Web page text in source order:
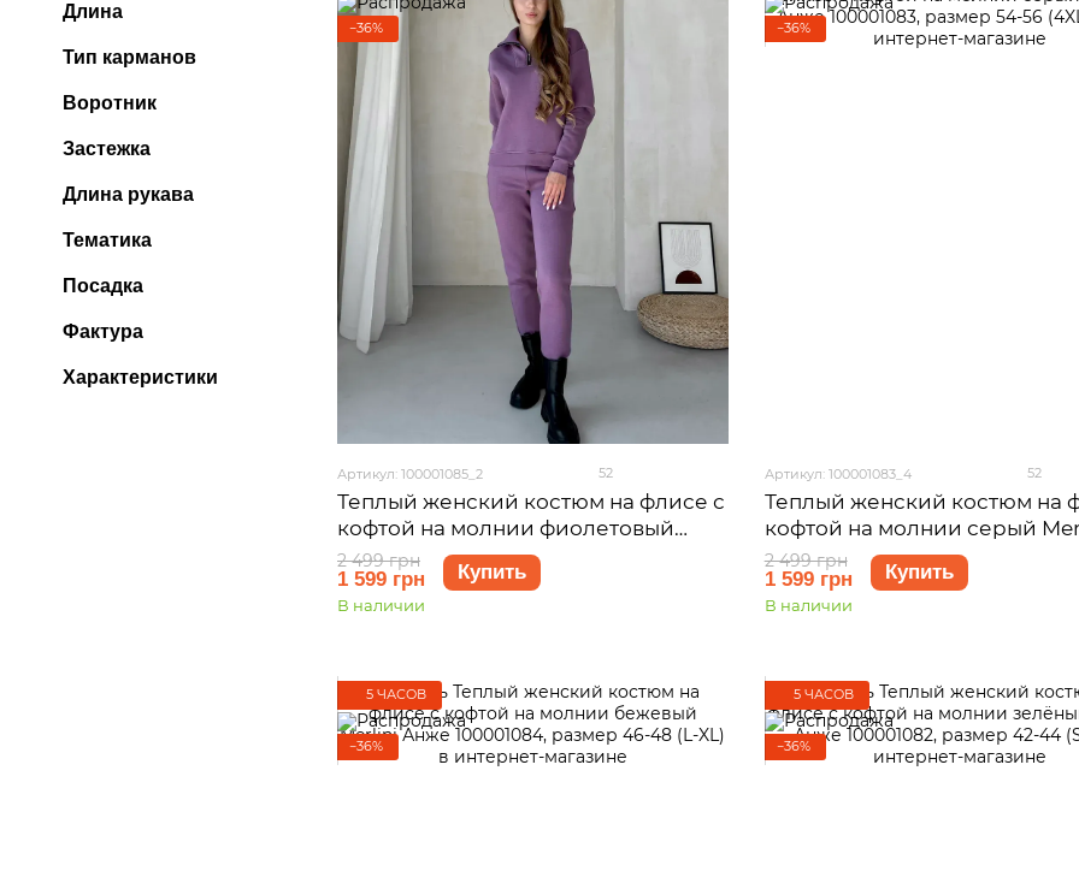
−36%
Артикул: 100001085_2 52
Теплый женский костюм на флисе с
кофтой на молнии фиолетовый
Merlini Анже 100001085, размер 46-
48 (L-XL)
2 499 грн
1 599 грн Купить
В наличии
−36%
Артикул: 100001083_4 52
Теплый женский костюм на
кофтой на молнии серый
Анже 100001083, размер 54-
5XL)
2 499 грн
1 599 грн Купить
В наличии
5 ЧАСОВ
−36%
5 ЧАСОВ
−36%
Длина
Тип карманов
Воротник
Застежка
Длина рукава
Тематика
Посадка
Фактура
Характеристики